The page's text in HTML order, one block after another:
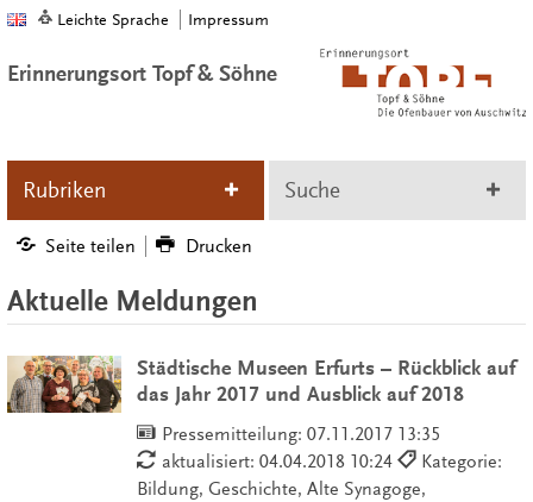
Leichte Sprache Impressum
Erinnerungsort Topf & Söhne
Rubriken Suche
Seite teilen Drucken
Aktuelle Meldungen
Städtische Museen Erfurts – Rückblick auf
das Jahr 2017 und Ausblick auf 2018
Pressemitteilung: 07.11.2017 13:35
aktualisiert: 04.04.2018 10:24
Kategorie:
Bildung, Geschichte, Alte Synagoge,